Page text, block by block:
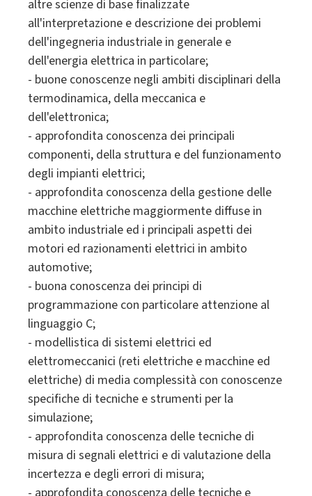
altre scienze di base finalizzate
all'interpretazione e descrizione dei problemi
dell'ingegneria industriale in generale e
dell'energia elettrica in particolare;
- buone conoscenze negli ambiti disciplinari della
termodinamica, della meccanica e
dell'elettronica;
- approfondita conoscenza dei principali
componenti, della struttura e del funzionamento
degli impianti elettrici;
- approfondita conoscenza della gestione delle
macchine elettriche maggiormente diffuse in
ambito industriale ed i principali aspetti dei
motori ed razionamenti elettrici in ambito
automotive;
- buona conoscenza dei principi di
programmazione con particolare attenzione al
linguaggio C;
- modellistica di sistemi elettrici ed
elettromeccanici (reti elettriche e macchine ed
elettriche) di media complessità con conoscenze
specifiche di tecniche e strumenti per la
simulazione;
- approfondita conoscenza delle tecniche di
misura di segnali elettrici e di valutazione della
incertezza e degli errori di misura;